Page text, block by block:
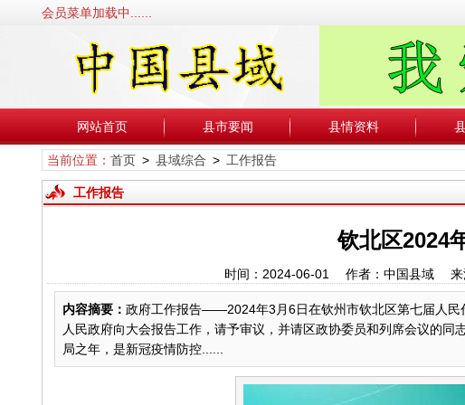
会员菜单加载中......
网站首页 县市要闻 县情资料
当前位置： 首页> 县域综合 > 工作报告
工作报告
钦北区2024
时间：2024-06-01 作者：中国县域 来
内容摘要： 政府工作报告——2024年3月6日在钦州市钦北区第七届人民
人民政府向大会报告工作，请予审议，并请区政协委员和列席会议的
局之年，是新冠疫情防控......